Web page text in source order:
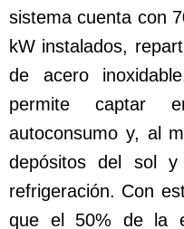
sistema cuenta con
kW instalados,
de acero
permite captar
autoconsumo y, al
depósitos del sol
refrigeración. Con
que el 50% de la